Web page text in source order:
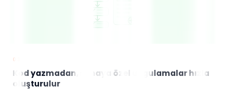
03
Kod yazmadan, sahaya özel uygulamalar hızla
oluşturulur